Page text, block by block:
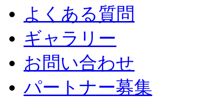
よくある質問
ギャラリー
お問い合わせ
パートナー募集